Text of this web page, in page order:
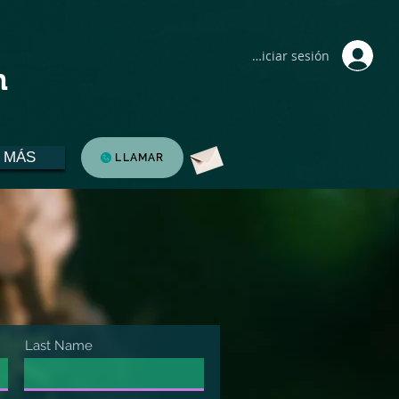
MÁS LLAMAR
Iniciar sesión
Last Name